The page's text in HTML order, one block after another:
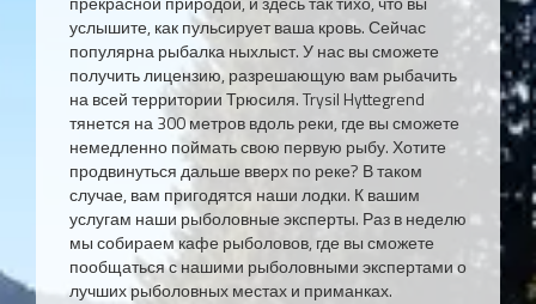
услышите, как пульсирует ваша кровь. Сейчас
популярна рыбалка ныхлыст. У нас вы сможете
получить лицензию, разрешающую вам рыбачить
на всей территории Трюсиля. Trysil Hyttegrend
тянется на 300 метров вдоль реки, где вы сможете
немедленно поймать свою первую рыбу. Хотите
продвинуться дальше вверх по реке? В таком
случае, вам пригодятся наши лодки. К вашим
услугам наши рыболовные эксперты. Раз в неделю
мы собираем кафе рыболовов, где вы сможете
пообщаться с нашими рыболовными экспертами о
лучших рыболовных местах и приманках.